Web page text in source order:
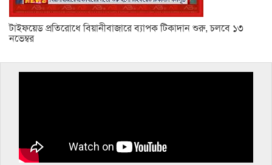
টাইফয়েড প্রতিরোধে বিয়ানীবাজারে ব্যাপক টিকাদান শুরু, চলবে ১৩
নভেম্বর